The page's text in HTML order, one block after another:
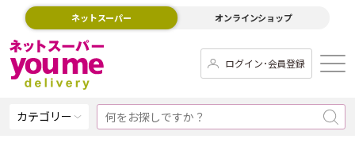
ネットスーパー オンラインショップ
ログイン･会員登録
カテゴリー